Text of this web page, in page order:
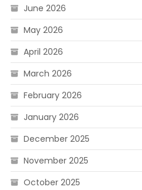
June 2026
May 2026
April 2026
March 2026
February 2026
January 2026
December 2025
November 2025
October 2025